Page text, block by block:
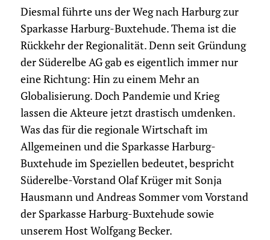
Diesmal führte uns der Weg nach Harburg zur
Sparkasse Harburg-Buxtehude. Thema ist die
Rückkehr der Regionalität. Denn seit Gründung
der Süderelbe AG gab es eigentlich immer nur
eine Richtung: Hin zu einem Mehr an
Globalisierung. Doch Pandemie und Krieg
lassen die Akteure jetzt drastisch umdenken.
Was das für die regionale Wirtschaft im
Allgemeinen und die Sparkasse Harburg-
Buxtehude im Speziellen bedeutet, bespricht
Süderelbe-Vorstand Olaf Krüger mit Sonja
Hausmann und Andreas Sommer vom Vorstand
der Sparkasse Harburg-Buxtehude sowie
unserem Host Wolfgang Becker.